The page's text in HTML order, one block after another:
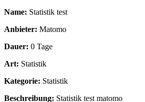
Name: Statistik test
Anbieter: Matomo
Dauer: 0 Tage
Art: Statistik
Kategorie: Statistik
Beschreibung: Statistik test matomo